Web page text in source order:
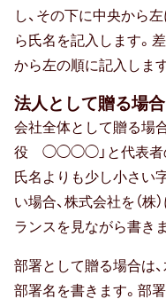
40
親
子
上
し、その下に中央から
ら氏名を記入します。
から左の順に記入します
法人として贈る場合
会社全体として贈る場
役 ◯◯◯◯」と代表者の
氏名よりも少し小さい
い場合、株式会社を（
ランスを見ながら書き
部署として贈る場合は
部署名を書きます。部